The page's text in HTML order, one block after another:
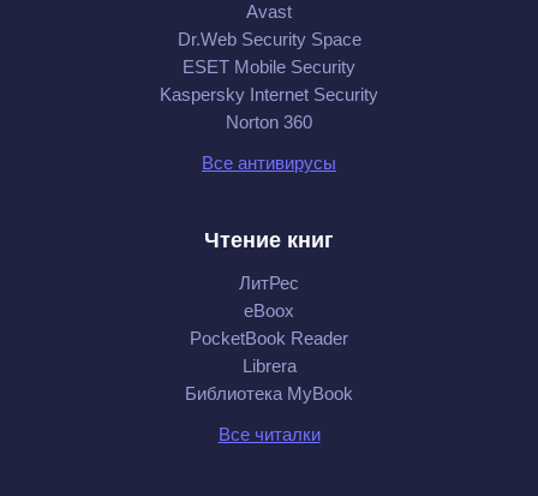
Avast
Dr.Web Security Space
ESET Mobile Security
Kaspersky Internet Security
Norton 360
Все антивирусы
Чтение книг
ЛитРес
eBoox
PocketBook Reader
Librera
Библиотека MyBook
Все читалки